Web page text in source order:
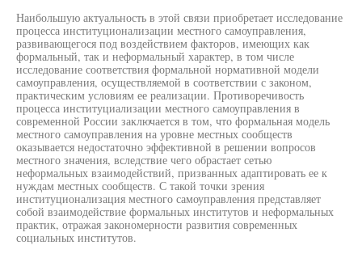
Наибольшую актуальность в этой связи приобретает исследование
процесса институционализации местного самоуправления,
развивающегося под воздействием факторов, имеющих как
формальный, так и неформальный характер, в том числе
исследование соответствия формальной нормативной модели
самоуправления, осуществляемой в соответствии с законом,
практическим условиям ее реализации. Противоречивость
процесса институциализации местного самоуправления в
современной России заключается в том, что формальная модель
местного самоуправления на уровне местных сообществ
оказывается недостаточно эффективной в решении вопросов
местного значения, вследствие чего обрастает сетью
неформальных взаимодействий, призванных адаптировать ее к
нуждам местных сообществ. С такой точки зрения
институционализация местного самоуправления представляет
собой взаимодействие формальных институтов и неформальных
практик, отражая закономерности развития современных
социальных институтов.